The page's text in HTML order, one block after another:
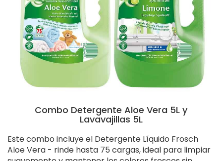
Combo Detergente Aloe Vera 5L y
Lavavajillas 5L
Este combo incluye el Detergente Líquido Frosch
Aloe Vera - rinde hasta 75 cargas, ideal para limpiar